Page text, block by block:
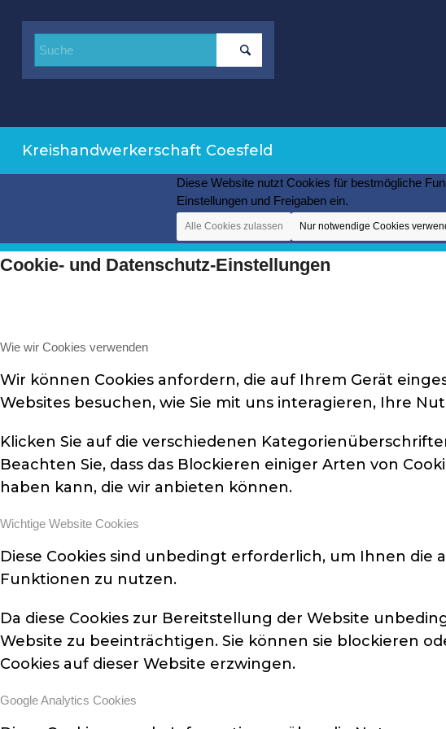
Kreishandwerkerschaft Coesfeld
Diese Website nutzt Cookies für bestmögliche
Einstellungen und Freigaben ein.
Alle Cookies zulassen Nur notwendige Cookies
Cookie- und Datenschutz-Einstellungen
Wie wir Cookies verwenden
Wir können Cookies anfordern, die auf Ihrem Gerät
Websites besuchen, wie Sie mit uns interagieren, Ihre
Klicken Sie auf die verschiedenen
Beachten Sie, dass das Blockieren einiger Arten von
haben kann, die wir anbieten können.
Wichtige Website Cookies
Diese Cookies sind unbedingt erforderlich, um Ihnen
Funktionen zu nutzen.
Da diese Cookies zur Bereitstellung der Website
Website zu beeinträchtigen. Sie können sie blockieren
Cookies auf dieser Website erzwingen.
Google Analytics Cookies